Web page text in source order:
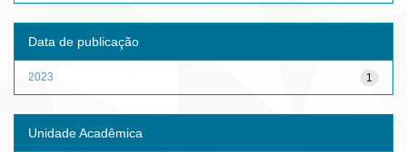
Data de publicação
1
2023
Unidade Acadêmica